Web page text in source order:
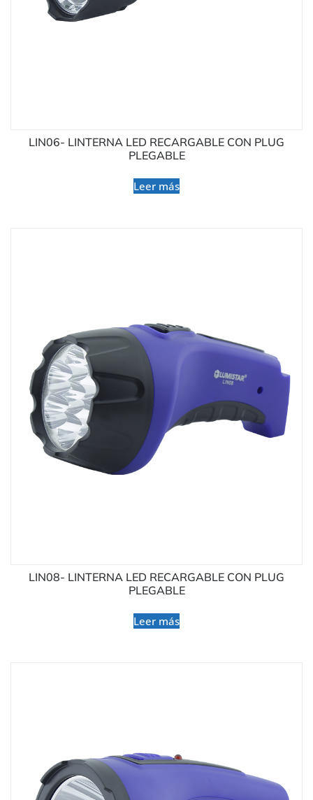
LIN06- LINTERNA LED RECARGABLE CON PLUG
PLEGABLE
Leer más
LIN08- LINTERNA LED RECARGABLE CON PLUG
PLEGABLE
Leer más